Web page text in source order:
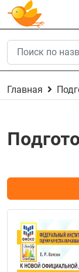
Главная